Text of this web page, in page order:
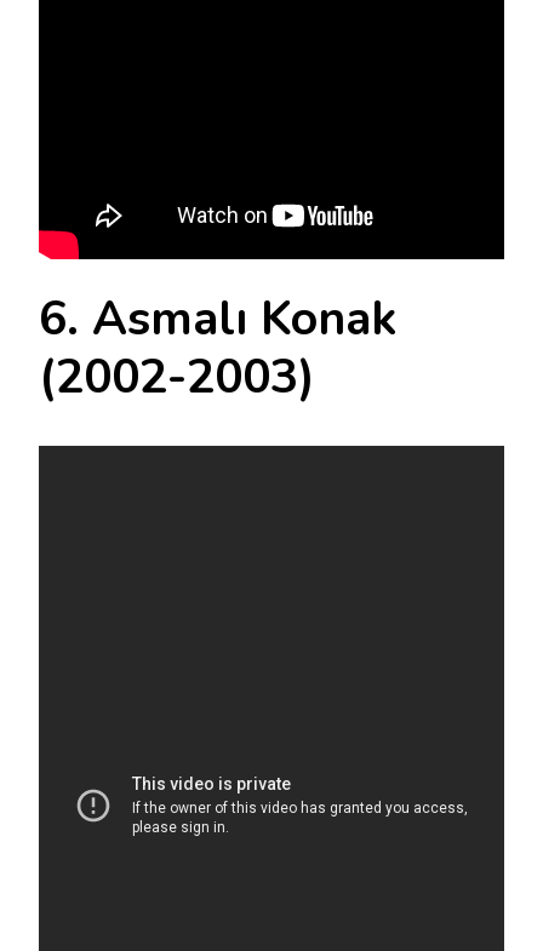
6. Asmalı Konak
(2002-2003)